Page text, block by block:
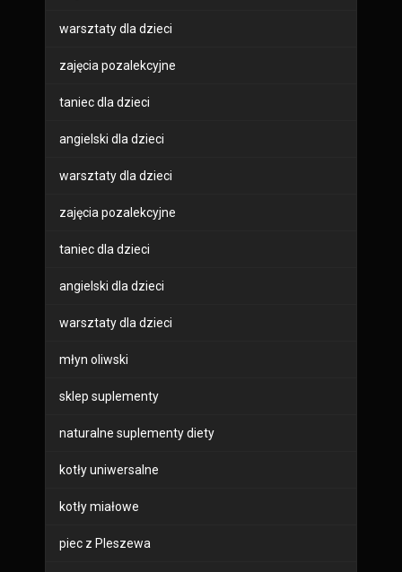
warsztaty dla dzieci
zajęcia pozalekcyjne
taniec dla dzieci
angielski dla dzieci
warsztaty dla dzieci
zajęcia pozalekcyjne
taniec dla dzieci
angielski dla dzieci
warsztaty dla dzieci
młyn oliwski
sklep suplementy
naturalne suplementy diety
kotły uniwersalne
kotły miałowe
piec z Pleszewa